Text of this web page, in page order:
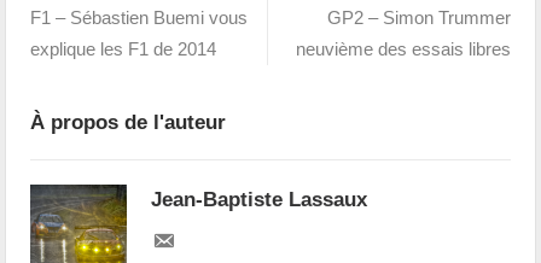
F1 – Sébastien Buemi vous
explique les F1 de 2014
GP2 – Simon Trummer
neuvième des essais libres
À propos de l'auteur
Jean-Baptiste Lassaux